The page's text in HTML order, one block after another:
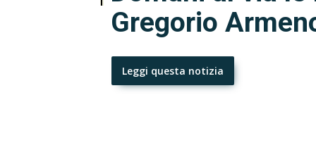
Gregorio
Leggi questa notizia